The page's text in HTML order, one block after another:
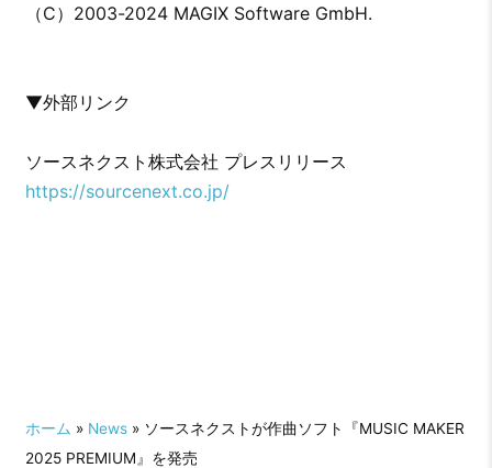
（C）2003-2024 MAGIX Software GmbH.
▼外部リンク
ソースネクスト株式会社 プレスリリース
https://sourcenext.co.jp/
ホーム » News» ソースネクストが作曲ソフト『MUSIC MAKER
2025 PREMIUM』を発売